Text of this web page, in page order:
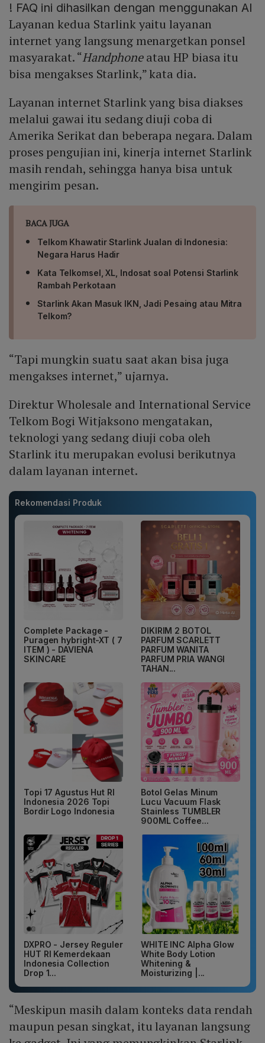
! FAQ ini dihasilkan dengan menggunakan AI
Layanan kedua Starlink yaitu layanan
internet yang langsung menargetkan ponsel
masyarakat. “Handphoneatau HP biasa itu
bisa mengakses Starlink,” kata dia.
Layanan internet Starlink yang bisa diakses
melalui gawai itu sedang diuji coba di
Amerika Serikat dan beberapa negara. Dalam
proses pengujian ini, kinerja internet Starlink
masih rendah, sehingga hanya bisa untuk
mengirim pesan.
BACA JUGA
Telkom Khawatir Starlink Jualan di Indonesia:
Negara Harus Hadir
Kata Telkomsel, XL, Indosat soal Potensi Starlink
Rambah Perkotaan
Starlink Akan Masuk IKN, Jadi Pesaing atau Mitra
Telkom?
“Tapi mungkin suatu saat akan bisa juga
mengakses internet,” ujarnya.
Direktur Wholesale and International Service
Telkom Bogi Witjaksono mengatakan,
teknologi yang sedang diuji coba oleh
Starlink itu merupakan evolusi berikutnya
dalam layanan internet.
Rekomendasi Produk
Complete Package -
Puragen hybright-XT ( 7
ITEM ) - DAVIENA
SKINCARE
DIKIRIM 2 BOTOL
PARFUM SCARLETT
PARFUM WANITA
PARFUM PRIA WANGI
TAHAN...
Topi 17 Agustus Hut RI
Indonesia 2026 Topi
Bordir Logo Indonesia
Botol Gelas Minum
Lucu Vacuum Flask
Stainless TUMBLER
900ML Coffee...
DXPRO - Jersey Reguler
HUT RI Kemerdekaan
Indonesia Collection
Drop 1...
WHITE INC Alpha Glow
White Body Lotion
Whitening &
Moisturizing |...
“Meskipun masih dalam konteks data rendah
maupun pesan singkat, itu layanan langsung